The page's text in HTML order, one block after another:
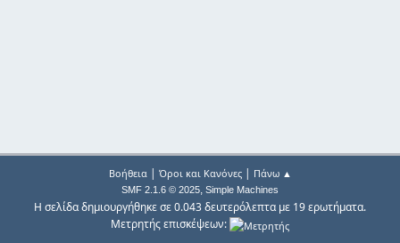
Βοήθεια| Όροι και Κανόνες| Πάνω ▲
SMF 2.1.6 © 2025, Simple Machines
Η σελίδα δημιουργήθηκε σε 0.043 δευτερόλεπτα με 19 ερωτήματα.
Μετρητής επισκέψεων: